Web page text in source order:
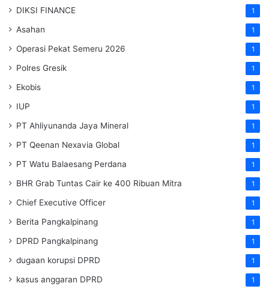
DIKSI FINANCE 1
Asahan 1
Operasi Pekat Semeru 2026 1
Polres Gresik 1
Ekobis 1
IUP 1
PT Ahliyunanda Jaya Mineral 1
PT Qeenan Nexavia Global 1
PT Watu Balaesang Perdana 1
BHR Grab Tuntas Cair ke 400 Ribuan Mitra 1
Chief Executive Officer 1
Berita Pangkalpinang 1
DPRD Pangkalpinang 1
dugaan korupsi DPRD 1
kasus anggaran DPRD 1